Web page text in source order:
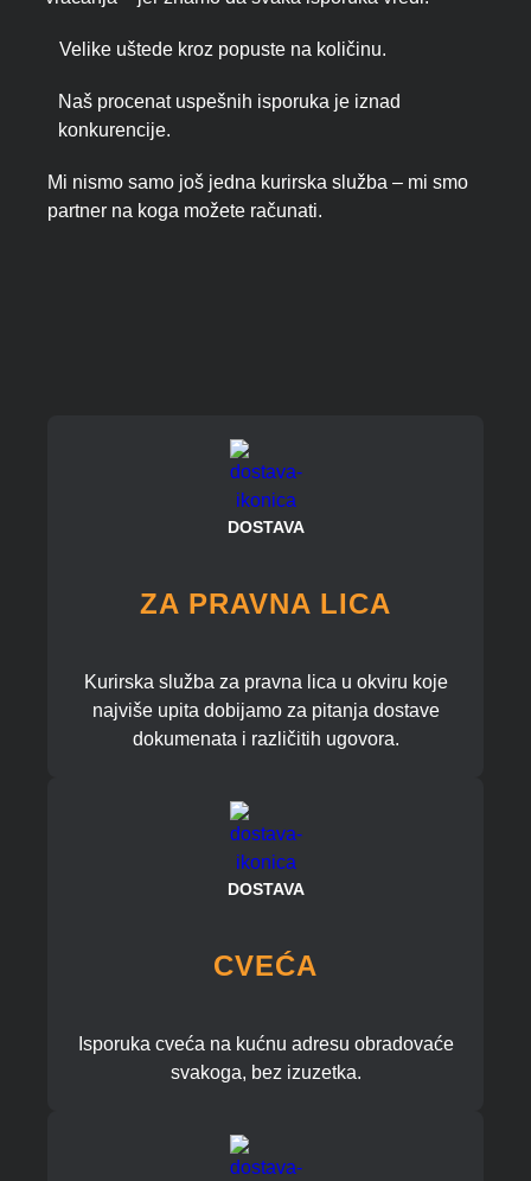
Velike uštede kroz popuste na količinu.
Naš procenat uspešnih isporuka je iznad
konkurencije.
Mi nismo samo još jedna kurirska služba – mi smo
partner na koga možete računati.
DOSTAVA
ZA PRAVNA LICA
Kurirska služba za pravna lica u okviru koje
najviše upita dobijamo za pitanja dostave
dokumenata i različitih ugovora.
DOSTAVA
CVEĆA
Isporuka cveća na kućnu adresu obradovaće
svakoga, bez izuzetka.